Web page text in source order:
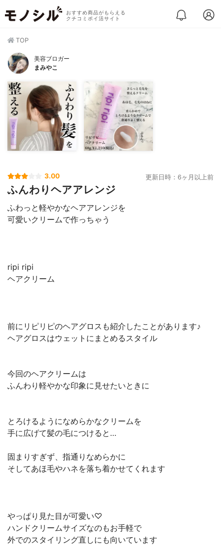
おすすめ商品がもらえる
クチコミポイ活サイト
TOP
美容ブロガー
まみやこ
3.00 更新日時：6ヶ月以上前
ふんわりヘアアレンジ
ふわっと軽やかなヘアアレンジを
可愛いクリームで作っちゃう
ripi ripi
ヘアクリーム
前にリピリピのヘアグロスも紹介したことがあります♪
ヘアグロスはウェットにまとめるスタイル
今回のヘアクリームは
ふんわり軽やかな印象に見せたいときに
とろけるようになめらかなクリームを
手に広げて髪の毛につけると…
固まりすぎず、指通りなめらかに
そしてあほ毛やハネを落ち着かせてくれます
やっぱり見た目が可愛い♡
ハンドクリームサイズなのもお手軽で
外でのスタイリング直しにも向いています